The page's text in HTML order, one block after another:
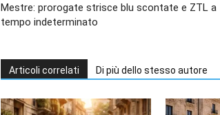
Mestre: prorogate strisce blu scontate e ZTL a
tempo indeterminato
Articoli correlati Di più dello stesso autore